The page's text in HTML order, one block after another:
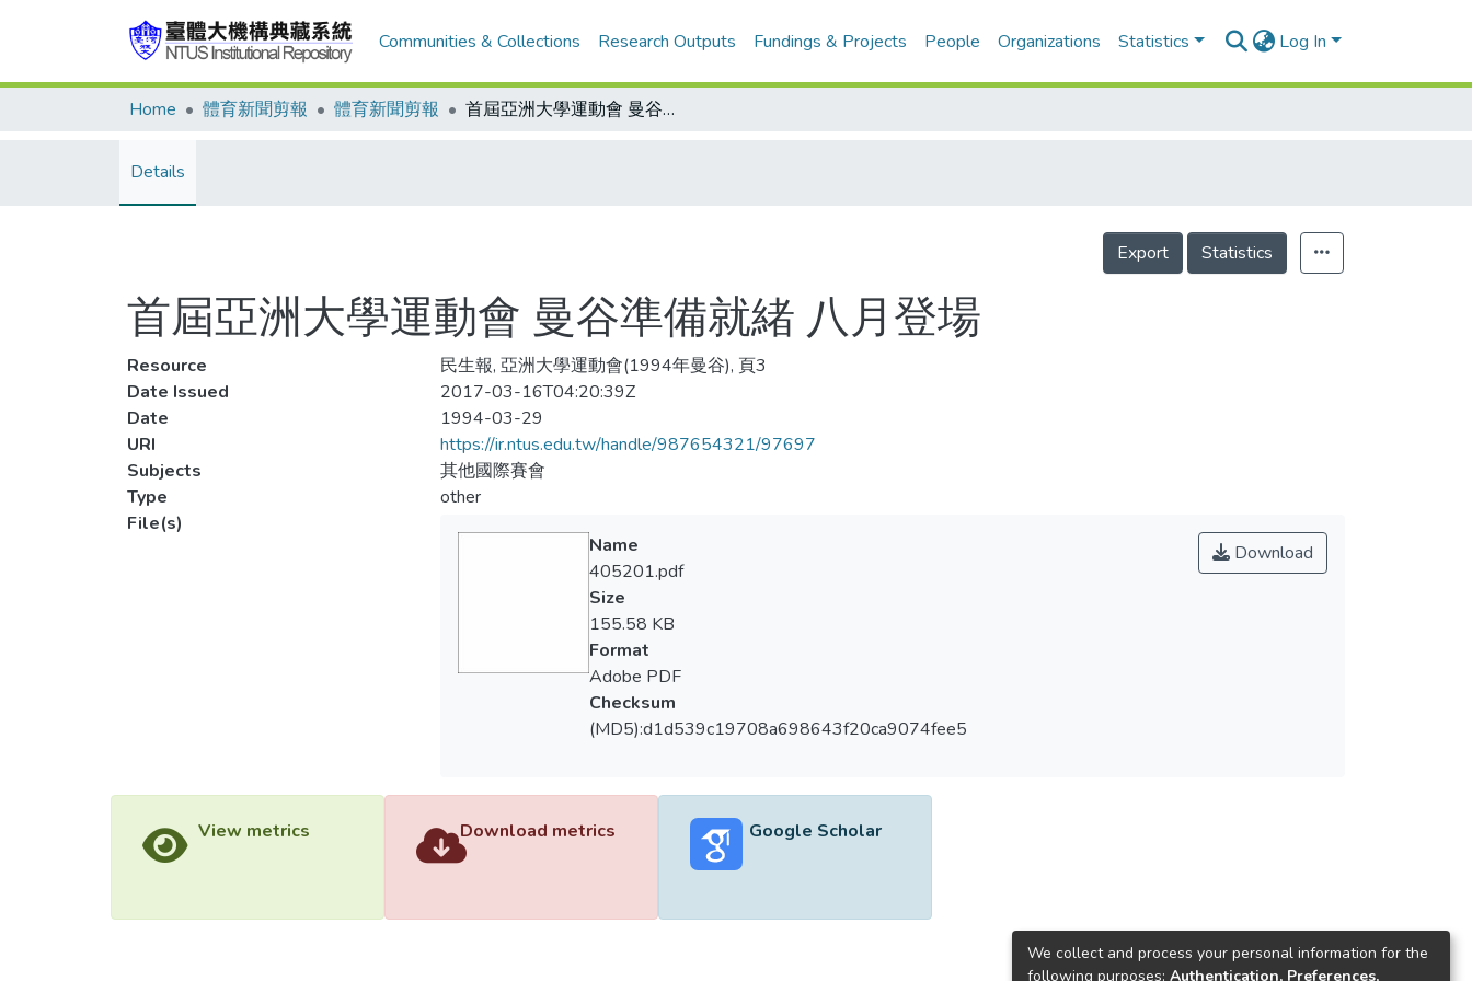
Communities & Collections Research Outputs Fundings & Projects People Organizations Statistics Log In
Home 體育新聞剪報 體育新聞剪報 首屆亞洲大學運動會 曼谷準備就緒 八月登場
Details
Export Statistics
首屆亞洲大學運動會 曼谷準備就緒 八月登場
Resource
民生報, 亞洲大學運動會(1994年曼谷), 頁3
Date Issued
2017-03-16T04:20:39Z
Date
1994-03-29
URI
https://ir.ntus.edu.tw/handle/987654321/97697
Subjects
其他國際賽會
Type
other
File(s)
Download
Name
405201.pdf
Size
155.58 KB
Format
Adobe PDF
Checksum
(MD5):d1d539c19708a698643f20ca9074fee5
View metrics Download metrics Google Scholar
We collect and process your personal information for the
following purposes: Authentication, Preferences,